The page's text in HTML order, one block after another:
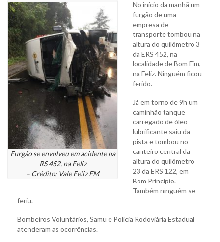
Furgão se envolveu em acidente na
RS 452, na Feliz
– Crédito: Vale Feliz FM
No início da manhã um
furgão de uma
empresa de
transporte tombou na
altura do quilômetro 3
da ERS 452, na
localidade de Bom Fim,
na Feliz. Ninguém ficou
ferido.
Já em torno de 9h um
caminhão tanque
carregado de óleo
lubrificante saiu da
pista e tombou no
canteiro central da
altura do quilômetro
23 da ERS 122, em
Bom Princípio.
Também ninguém se
feriu.
Bombeiros Voluntários, Samu e Polícia Rodoviária Estadual
atenderam as ocorrências.